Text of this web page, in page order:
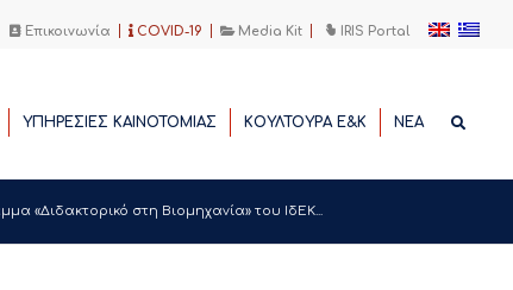
Επικοινωνία COVID-19 Media Kit IRIS Portal
ΥΠΗΡΕΣΙΕΣ ΚΑΙΝΟΤΟΜΙΑΣ ΚΟΥΛΤΟΥΡΑ Ε&Κ ΝΕΑ
«Διδακτορικό στη Βιομηχανία» του ΙδΕΚ...